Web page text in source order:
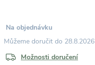
Na objednávku
28.8.2026
Možnosti doručení